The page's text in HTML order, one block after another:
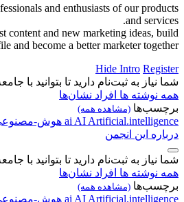
and enthusiasts of our products
and services.
content and new marketing ideas, build
and become a better marketer together.
Hide Intro Register
شما نیاز به ثبت‌نام دارید تا بتوانید با
همه نوشته ها افراد نشان‌ها
برچسب‌ها (مشاهده همه)
ai AI Artificial.intelligence هوش-
درباره این انجمن
شما نیاز به ثبت‌نام دارید تا بتوانید با
همه نوشته ها افراد نشان‌ها
برچسب‌ها (مشاهده همه)
ai AI Artificial.intelligence هوش-